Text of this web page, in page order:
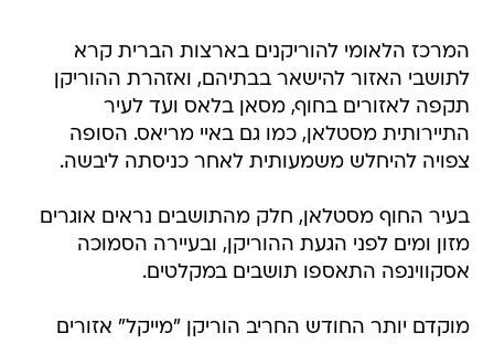
המרכז הלאומי להוריקנים בארצות הברית קרא
לתושבי האזור להישאר בבתיהם, ואזהרת ההוריקן
תקפה לאזורים בחוף, מסאן בלאס ועד לעיר
התיירותית מסטלאן, כמו גם באיי מריאס. הסופה
צפויה להיחלש משמעותית לאחר כניסתה ליבשה.
בעיר החוף מסטלאן, חלק מהתושבים נראים אוגרים
מזון ומים לפני הגעת ההוריקן, ובעיירה הסמוכה
אסקווינפה התאספו תושבים במקלטים.
מוקדם יותר החודש החריב הוריקן "מייקל" אזורים